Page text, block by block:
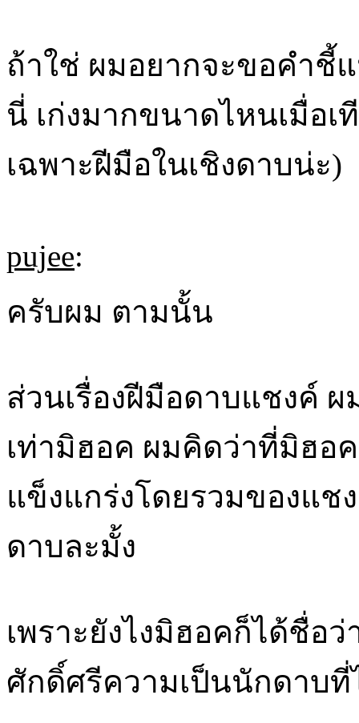
ถ้าใช่ ผมอยากจะขอคำชี้
นี่ เก่งมากขนาดไหนเมื่อเ
เฉพาะฝีมือในเชิงดาบน่ะ)
pujee:
ครับผม ตามนั้น
ส่วนเรื่องฝีมือดาบแชงค์
เท่ามิฮอค ผมคิดว่าที่มิฮอ
แข็งแกร่งโดยรวมของแช
ดาบละมั้ง
เพราะยังไงมิฮอคก็ได้ชื่อ
ศักดิ์ศรีความเป็นนักดาบที่